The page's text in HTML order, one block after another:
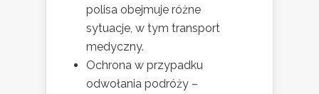
polisa obejmuje różne
sytuacje, w tym transport
medyczny.
Ochrona w przypadku
odwołania podróży –